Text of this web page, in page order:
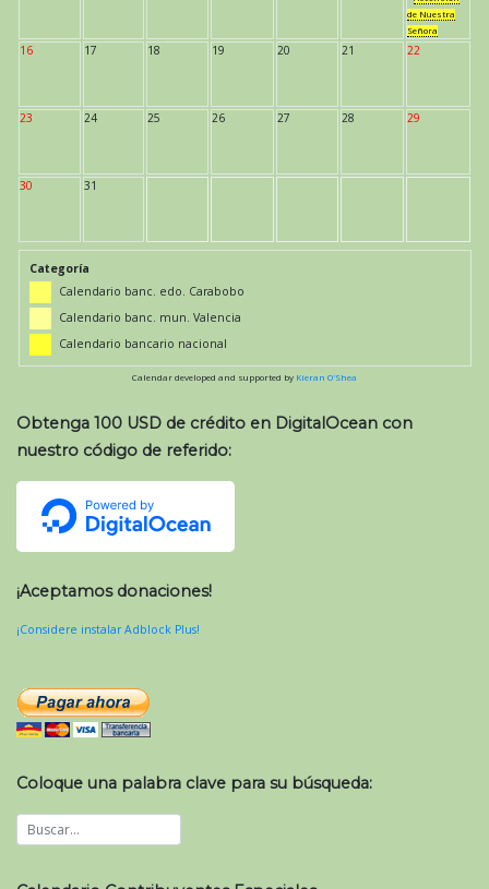
de Nuestra
Señora
16 17 18 19 20 21 22
23 24 25 26 27 28 29
30 31
Categoría
Calendario banc. edo. Carabobo
Calendario banc. mun. Valencia
Calendario bancario nacional
Calendar developed and supported by Kieran O'Shea
Obtenga 100 USD de crédito en DigitalOcean con
nuestro código de referido:
¡Aceptamos donaciones!
¡Considere instalar Adblock Plus!
Coloque una palabra clave para su búsqueda: